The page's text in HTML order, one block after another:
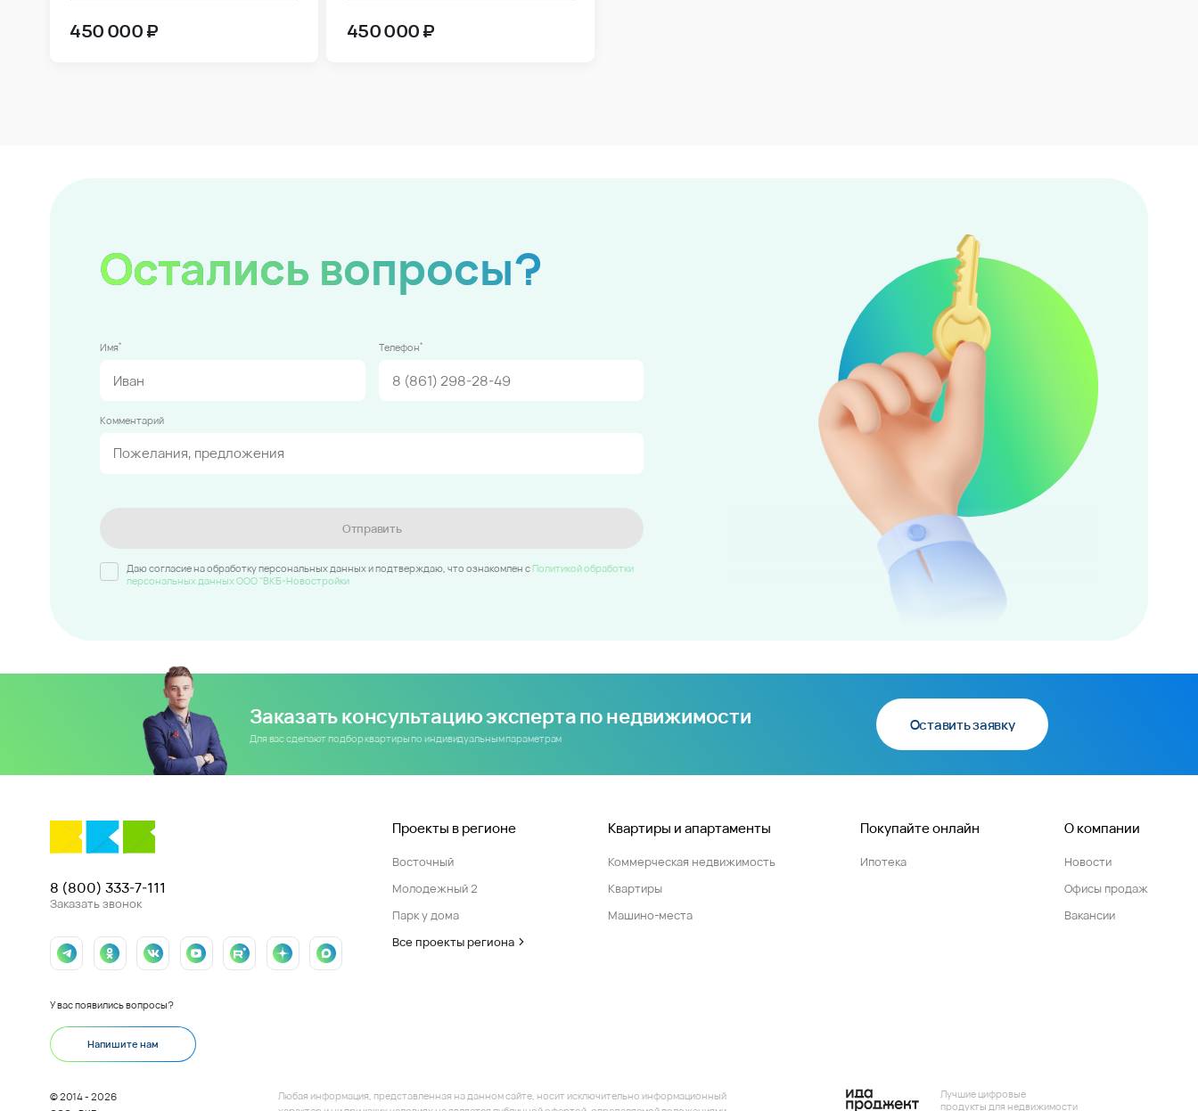
450 000 ₽ 450 000 ₽
Остались вопросы?
Имя* Телефон*
Комментарий
Отправить
Даю согласие на обработку персональных данных и подтверждаю, что ознакомлен c Политикой обработки
персональных данных ООО "ВКБ-Новостройки
Заказать консультацию эксперта по недвижимости
Для вас сделают подбор квартиры по индивидуальным параметрам
Оставить заявку
8 (800) 333-7-111
Заказать звонок
У вас появились вопросы?
Напишите нам
Проекты в регионе
Восточный
Молодежный 2
Парк у дома
Все проекты региона
Квартиры и апартаменты
Коммерческая недвижимость
Квартиры
Машино-места
Покупайте онлайн
Ипотека
О компании
Новости
Офисы продаж
Вакансии
© 2014 - 2026
Любая информация, представленная на данном сайте, носит исключительно информационный
Лучшие цифровые
продукты для недвижимости